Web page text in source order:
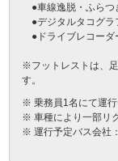
●車線逸脱・ふらつ
●デジタルタコグラ
●ドライブレコーダ
※フットレストは、
す。
※ 乗務員1名にて運行
※ 車種により一部リ
※ 運行予定バス会社